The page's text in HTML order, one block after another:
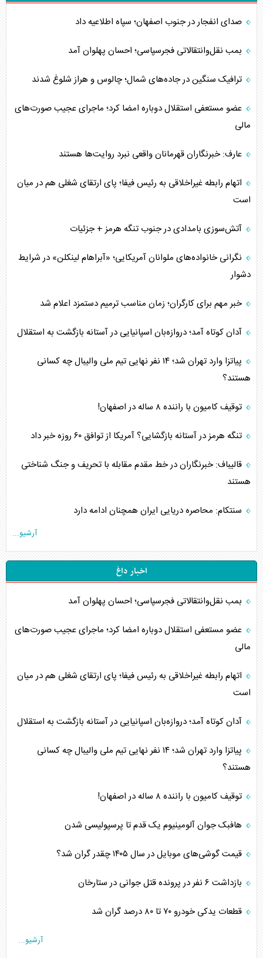
صدای انفجار در جنوب اصفهان؛ سپاه اطلاعیه داد
بمب نقل‌وانتقالاتی فجرسپاسی؛ احسان پهلوان آمد
ترافیک سنگین در جاده‌های شمال؛ چالوس و هراز شلوغ شدند
عضو مستعفی استقلال دوباره امضا کرد؛ ماجرای عجیب صورت‌های
مالی
عارف: خبرنگاران قهرمانان واقعی نبرد روایت‌ها هستند
اتهام رابطه غیراخلاقی به رئیس فیفا؛ پای ارتقای شغلی هم در میان
است
آتش‌سوزی بامدادی در جنوب تنگه هرمز + جزئیات
نگرانی خانواده‌های ملوانان آمریکایی؛ «آبراهام لینکلن» در شرایط
دشوار
خبر مهم برای کارگران؛ زمان مناسب ترمیم دستمزد اعلام شد
آدان کوتاه آمد؛ دروازه‌بان اسپانیایی در آستانه بازگشت به استقلال
پیاتزا وارد تهران شد؛ ۱۴ نفر نهایی تیم ملی والیبال چه کسانی
هستند؟
توقیف کامیون با راننده ۸ ساله در اصفهان!
تنگه هرمز در آستانه بازگشایی؟ آمریکا از توافق ۶۰ روزه خبر داد
قالیباف: خبرنگاران در خط مقدم مقابله با تحریف و جنگ شناختی
هستند
سنتکام: محاصره دریایی ایران همچنان ادامه دارد
آرشیو...
اخبار داغ
بمب نقل‌وانتقالاتی فجرسپاسی؛ احسان پهلوان آمد
عضو مستعفی استقلال دوباره امضا کرد؛ ماجرای عجیب صورت‌های
مالی
اتهام رابطه غیراخلاقی به رئیس فیفا؛ پای ارتقای شغلی هم در میان
است
آدان کوتاه آمد؛ دروازه‌بان اسپانیایی در آستانه بازگشت به استقلال
پیاتزا وارد تهران شد؛ ۱۴ نفر نهایی تیم ملی والیبال چه کسانی
هستند؟
توقیف کامیون با راننده ۸ ساله در اصفهان!
هافبک جوان آلومینیوم یک قدم تا پرسپولیسی شدن
قیمت گوشی‌های موبایل در سال ۱۴۰۵ چقدر گران شد؟
بازداشت ۶ نفر در پرونده قتل جوانی در ستارخان
قطعات یدکی خودرو ۷۰ تا ۸۰ درصد گران شد
آرشیو...